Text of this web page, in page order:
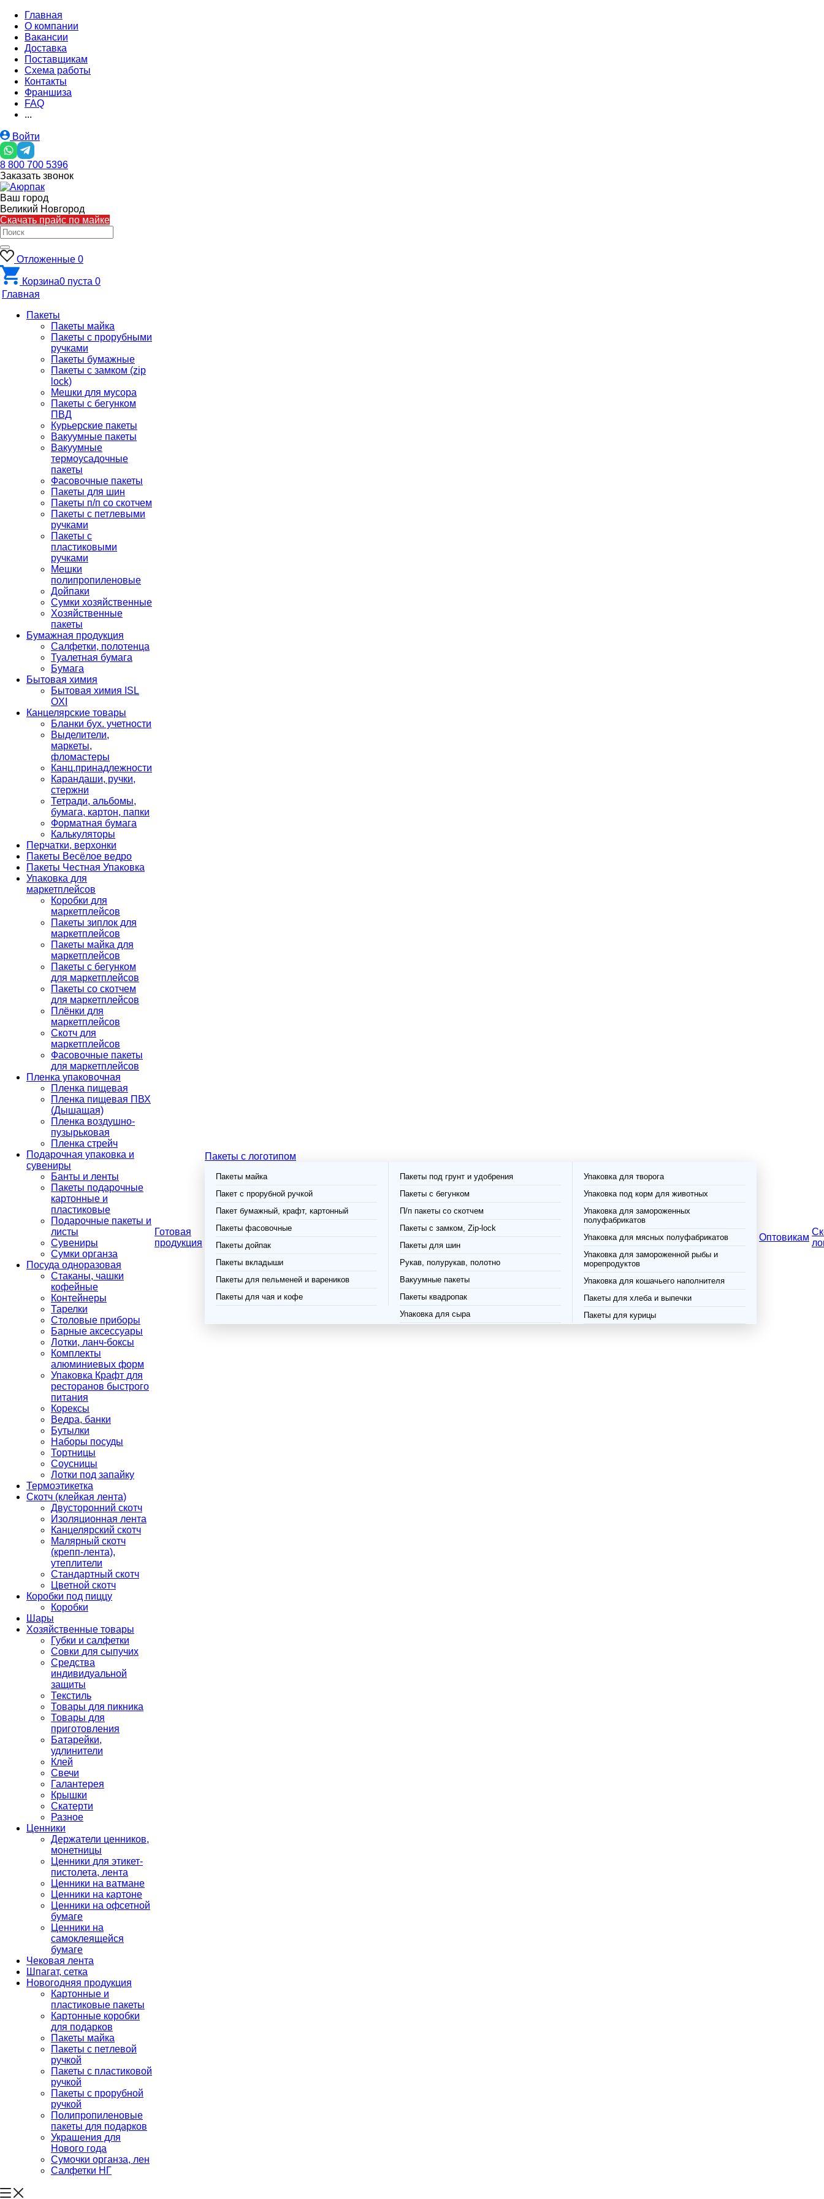
Главная
О компании
Вакансии
Доставка
Поставщикам
Схема работы
Контакты
Франшиза
FAQ
...
Войти
8 800 700 5396
Заказать звонок
Ваш город
Великий Новгород
Скачать прайс по майке
Отложенные 0
Корзина0 пуста 0
Главная
Пакеты
Пакеты майка
Пакеты с прорубными
ручками
Пакеты бумажные
Пакеты с замком (zip
lock)
Мешки для мусора
Пакеты с бегунком
ПВД
Курьерские пакеты
Вакуумные пакеты
Вакуумные
термоусадочные
пакеты
Фасовочные пакеты
Пакеты для шин
Пакеты п/п со скотчем
Пакеты с петлевыми
ручками
Пакеты с
пластиковыми
ручками
Мешки
полипропиленовые
Дойпаки
Сумки хозяйственные
Хозяйственные
пакеты
Бумажная продукция
Салфетки, полотенца
Туалетная бумага
Бумага
Бытовая химия
Бытовая химия ISL
OXI
Канцелярские товары
Бланки бух. учетности
Выделители,
маркеты,
фломастеры
Канц.принадлежности
Карандаши, ручки,
стержни
Тетради, альбомы,
бумага, картон, папки
Форматная бумага
Калькуляторы
Перчатки, верхонки
Пакеты Весёлое ведро
Пакеты Честная Упаковка
Упаковка для
маркетплейсов
Коробки для
маркетплейсов
Пакеты зиплок для
маркетплейсов
Пакеты майка для
маркетплейсов
Пакеты с бегунком
для маркетплейсов
Пакеты со скотчем
для маркетплейсов
Плёнки для
маркетплейсов
Скотч для
маркетплейсов
Фасовочные пакеты
для маркетплейсов
Пленка упаковочная
Пленка пищевая
Пленка пищевая ПВХ
(Дышащая)
Пленка воздушно-
пузырьковая
Пленка стрейч
Подарочная упаковка и
сувениры
Банты и ленты
Пакеты подарочные
картонные и
пластиковые
Подарочные пакеты и
листы
Сувениры
Сумки органза
Посуда одноразовая
Стаканы, чашки
кофейные
Контейнеры
Тарелки
Столовые приборы
Барные аксессуары
Лотки, ланч-боксы
Комплекты
алюминиевых форм
Упаковка Крафт для
ресторанов быстрого
питания
Корексы
Ведра, банки
Бутылки
Наборы посуды
Тортницы
Соусницы
Лотки под запайку
Термоэтикетка
Скотч (клейкая лента)
Двусторонний скотч
Изоляционная лента
Канцелярский скотч
Малярный скотч
(крепп-лента),
утеплители
Стандартный скотч
Цветной скотч
Коробки под пиццу
Коробки
Шары
Хозяйственные товары
Губки и салфетки
Совки для сыпучих
Средства
индивидуальной
защиты
Текстиль
Товары для пикника
Товары для
приготовления
Батарейки,
удлинители
Клей
Свечи
Галантерея
Крышки
Скатерти
Разное
Ценники
Держатели ценников,
монетницы
Ценники для этикет-
пистолета, лента
Ценники на ватмане
Ценники на картоне
Ценники на офсетной
бумаге
Ценники на
самоклеящейся
бумаге
Чековая лента
Шпагат, сетка
Новогодняя продукция
Картонные и
пластиковые пакеты
Картонные коробки
для подарков
Пакеты майка
Пакеты с петлевой
ручкой
Пакеты с пластиковой
ручкой
Пакеты с прорубной
ручкой
Полипропиленовые
пакеты для подарков
Украшения для
Нового года
Сумочки органза, лен
Салфетки НГ
Готовая
продукция
Пакеты с логотипом
Пакеты майка
Пакет с прорубной ручкой
Пакет бумажный, крафт, картонный
Пакеты фасовочные
Пакеты дойпак
Пакеты вкладыши
Пакеты для пельменей и вареников
Пакеты для чая и кофе
Пакеты под грунт и удобрения
Пакеты с бегунком
П/п пакеты со скотчем
Пакеты с замком, Zip-lock
Пакеты для шин
Рукав, полурукав, полотно
Вакуумные пакеты
Пакеты квадропак
Упаковка для сыра
Упаковка для творога
Упаковка под корм для животных
Упаковка для замороженных
полуфабрикатов
Упаковка для мясных полуфабрикатов
Упаковка для замороженной рыбы и
морепродуктов
Упаковка для кошачьего наполнителя
Пакеты для хлеба и выпечки
Пакеты для курицы
Оптовикам